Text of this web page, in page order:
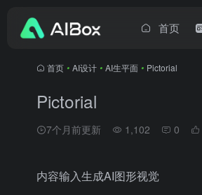
首页
首页 • AI设计 • AI生平面 • Pictorial
Pictorial
7个月前更新 1,102 0
内容输入生成AI图形视觉